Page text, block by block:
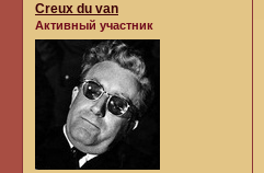
Creux du van
Активный участник